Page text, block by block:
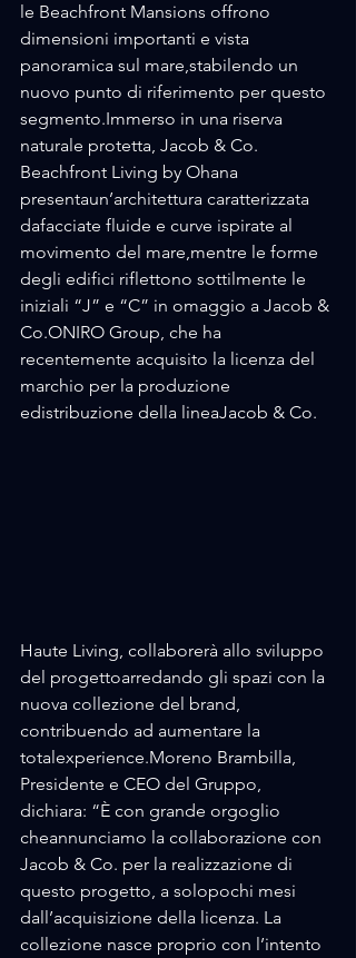
le Beachfront Mansions offrono
dimensioni importanti e vista
panoramica sul mare,stabilendo un
nuovo punto di riferimento per questo
segmento.Immerso in una riserva
naturale protetta, Jacob & Co.
Beachfront Living by Ohana
presentaun’architettura caratterizzata
dafacciate fluide e curve ispirate al
movimento del mare,mentre le forme
degli edifici riflettono sottilmente le
iniziali “J” e “C” in omaggio a Jacob &
Co.ONIRO Group, che ha
recentemente acquisito la licenza del
marchio per la produzione
edistribuzione della lineaJacob & Co.
Haute Living, collaborerà allo sviluppo
del progettoarredando gli spazi con la
nuova collezione del brand,
contribuendo ad aumentare la
totalexperience.Moreno Brambilla,
Presidente e CEO del Gruppo,
dichiara: “È con grande orgoglio
cheannunciamo la collaborazione con
Jacob & Co. per la realizzazione di
questo progetto, a solopochi mesi
dall’acquisizione della licenza. La
collezione nasce proprio con l’intento